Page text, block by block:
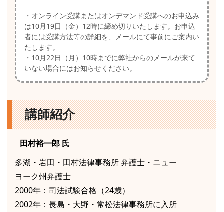
・オンライン受講またはオンデマンド受講へのお申込み
は10月19日（金）12時に締め切りいたします。お申込
者には受講方法等の詳細を、メールにて事前にご案内い
たします。
・10月22日（月）10時までに弊社からのメールが来て
いない場合にはお知らせください。
講師紹介
田村裕一郎 氏
多湖・岩田・田村法律事務所 弁護士・ニュー
ヨーク州弁護士
2000年：司法試験合格（24歳）
2002年：長島・大野・常松法律事務所に入所